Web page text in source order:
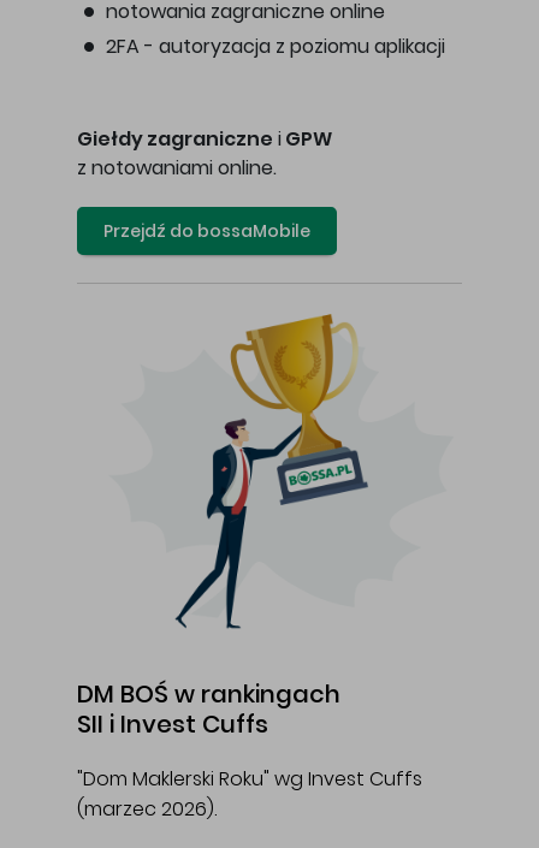
notowania zagraniczne online
2FA - autoryzacja z poziomu aplikacji
Giełdy zagraniczne i GPW
z notowaniami online.
Przejdź do bossaMobile
DM BOŚ w rankingach
SII i Invest Cuffs
"Dom Maklerski Roku" wg Invest Cuffs
(marzec 2026).